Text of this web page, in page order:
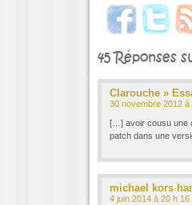
45 Réponses
Clarouche »
30 novembre 2012 à
[…] avoir cousu une
patch dans une
michael kors
4 juin 2014 à 20 h 16